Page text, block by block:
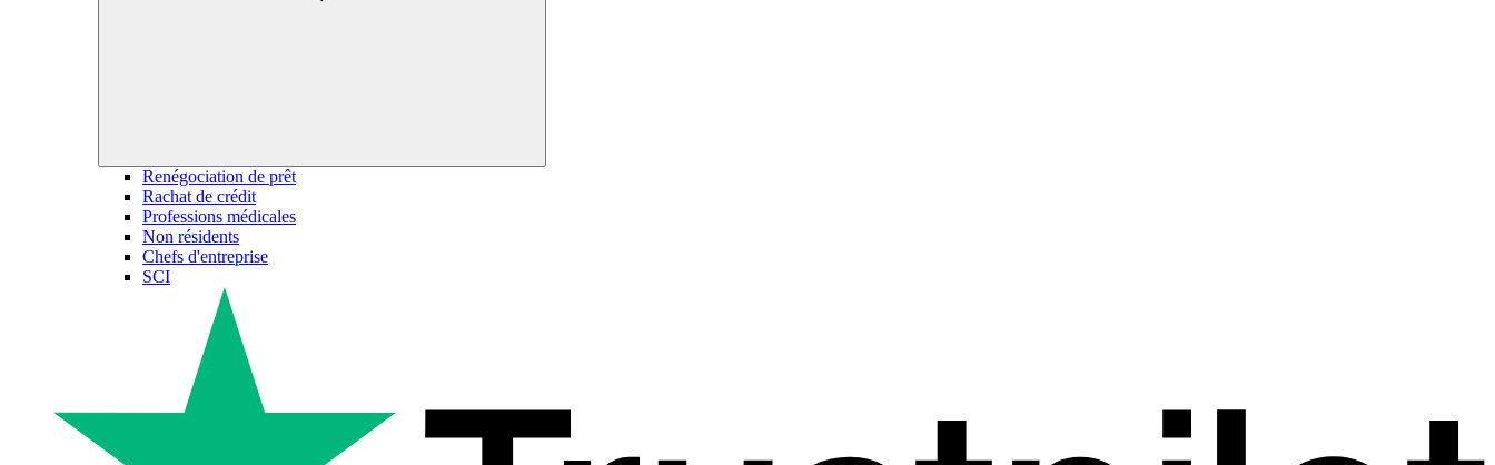
Renégociation de prêt
Rachat de crédit
Professions médicales
Non résidents
Chefs d'entreprise
SCI